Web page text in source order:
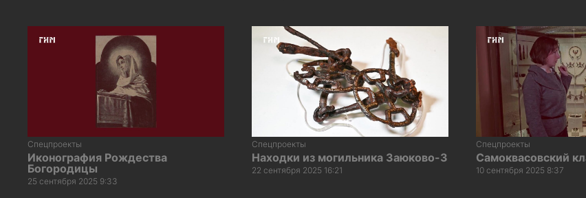
Спецпроекты
Иконография Рождества
Богородицы
25 сентября 2025 9:33
Спецпроекты
Находки из могильника Заюково-3
22 сентября 2025 16:21
Спецпроекты
Самоквасовский
10 сентября 2025 8:37